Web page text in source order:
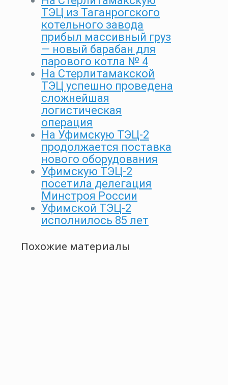
ТЭЦ из Таганрогского
котельного завода
прибыл массивный груз
— новый барабан для
парового котла № 4
На Стерлитамакской
ТЭЦ успешно проведена
сложнейшая
логистическая
операция
На Уфимскую ТЭЦ-2
продолжается поставка
нового оборудования
Уфимскую ТЭЦ-2
посетила делегация
Минстроя России
Уфимской ТЭЦ-2
исполнилось 85 лет
Похожие материалы